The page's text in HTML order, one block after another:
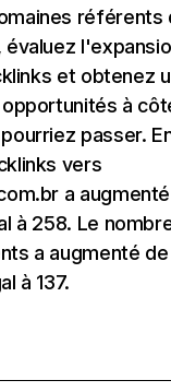
référents
et obtenez
à
passer.
vers
a
à 258. Le
a augmenté de
à 137.